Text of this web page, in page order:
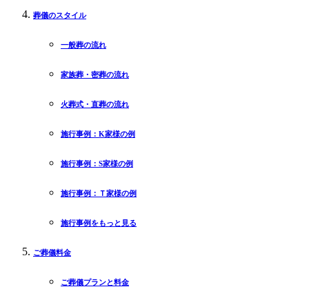
葬儀のスタイル
一般葬の流れ
家族葬・密葬の流れ
火葬式・直葬の流れ
施行事例：K家様の例
施行事例：S家様の例
施行事例：Ｔ家様の例
施行事例をもっと見る
ご葬儀料金
ご葬儀プランと料金